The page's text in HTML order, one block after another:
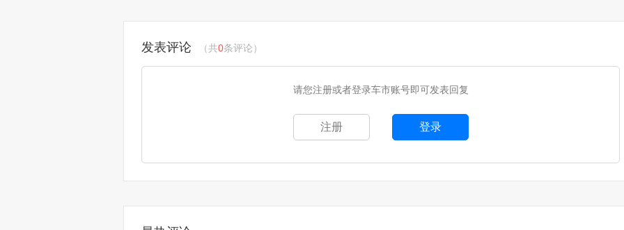
发表评论 （共0条评论）
请您注册或者登录车市账号即可发表回复
注册 登录